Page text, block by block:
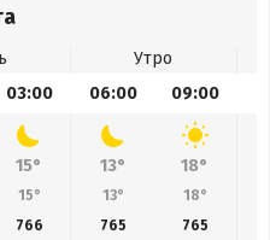
Утро
03:00 06:00 09:00
15° 13° 18°
15° 13° 18°
766 765 765